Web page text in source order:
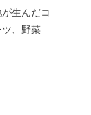
生んだコ
、野菜